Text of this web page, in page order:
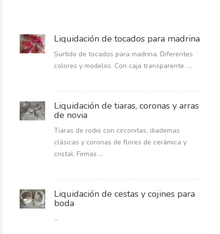
Liquidación de tocados para madrina
Surtido de tocados para madrina. Diferentes
colores y modelos. Con caja transparente. ...
Liquidación de tiaras, coronas y arras
de novia
Tiaras de rodio con circonitas, diademas
clásicas y coronas de flores de cerámica y
cristal. Firmas ...
Liquidación de cestas y cojines para
boda
...